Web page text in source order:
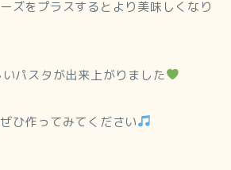
ズをプラスするとより美味しくなり
パスタが出来上がりました
ひ作ってみてください